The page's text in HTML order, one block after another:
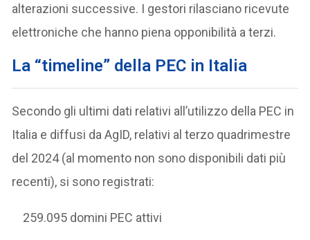
alterazioni successive. I gestori rilasciano ricevute
elettroniche che hanno piena opponibilità a terzi.
La “timeline” della PEC in Italia
Secondo gli ultimi dati relativi all’utilizzo della PEC in
Italia e diffusi da AgID, relativi al terzo quadrimestre
del 2024 (al momento non sono disponibili dati più
recenti), si sono registrati:
259.095 domini PEC attivi